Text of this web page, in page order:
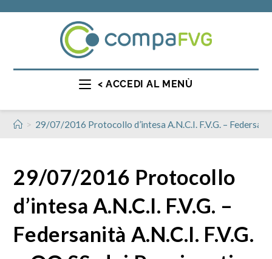
< ACCEDI AL MENÙ
> 29/07/2016 Protocollo d’intesa A.N.C.I. F.V.G. –
29/07/2016 Protocollo
d’intesa A.N.C.I. F.V.G. –
Federsanità A.N.C.I. F.V.G.